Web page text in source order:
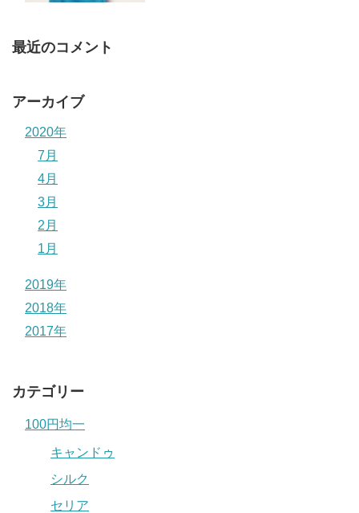
最近のコメント
アーカイブ
2020年
7月
4月
3月
2月
1月
2019年
2018年
2017年
カテゴリー
100円均一
キャンドゥ
シルク
セリア